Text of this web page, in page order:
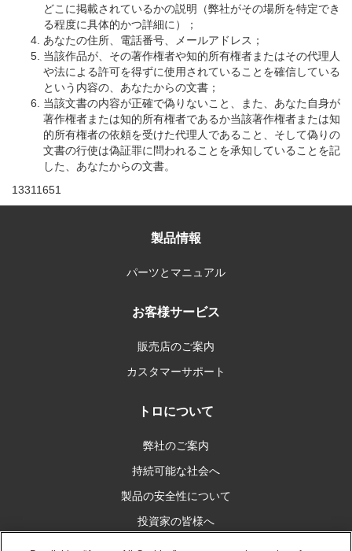
どこに掲載されているかの説明（弊社がその場所を特定でき
る程度に具体的かつ詳細に）；
あなたの住所、電話番号、メールアドレス；
当該作品が、その著作権者や知的所有権者またはその代理人
や法による許可を得ずに使用されていることを確信している
という内容の、あなたからの文書；
当該文書の内容が正確で偽りないこと、また、あなた自身が
著作権者または知的所有権者であるか当該著作権者または知
的所有権者の依頼を受けた代理人であること、そして偽りの
文書の行使は偽証罪に問われることを承知していることを記
した、あなたからの文書。
13311651
製品情報
パーツとマニュアル
お客様サービス
販売店のご案内
カスタマーサポート
トロについて
弊社のご案内
持続可能な社会へ
製品の安全性について
投資家の皆様へ